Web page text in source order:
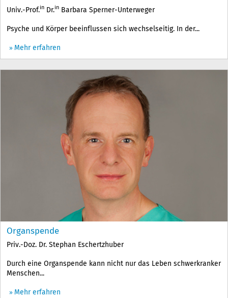
Univ.-Prof.in Dr.in Barbara Sperner-Unterweger
Psyche und Körper beeinflussen sich wechselseitig. In der...
Mehr erfahren
Organspende
Priv.-Doz. Dr. Stephan Eschertzhuber
Durch eine Organspende kann nicht nur das Leben schwerkranker
Menschen...
Mehr erfahren